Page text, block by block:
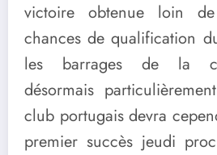
victoire obtenue loin
chances de qualification
les barrages de la
désormais
club portugais devra
premier succès jeudi